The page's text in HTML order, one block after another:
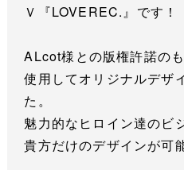
Ｖ『LOVEREC.』です！
ALcot様との版権許諾の
使用してオリジナルデザ
た。
魅力的なヒロイン達のビ
貴方だけのデザインが可